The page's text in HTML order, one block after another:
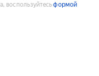
воспользуйтесьформой